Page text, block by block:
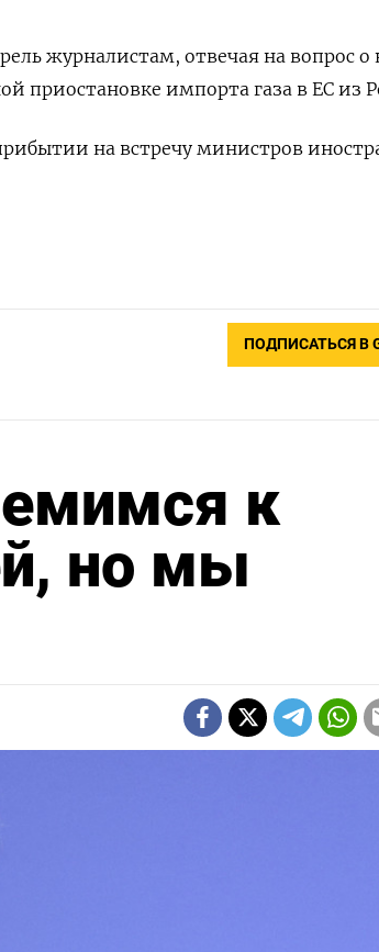
журналистам, отвечая на вопрос о
приостановке импорта газа в ЕС из
на встречу министров
ПОДПИСАТЬСЯ В
к
но мы